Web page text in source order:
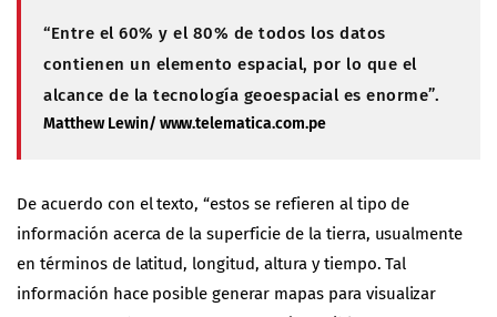
“Entre el 60% y el 80% de todos los datos
contienen un elemento espacial, por lo que el
alcance de la tecnología geoespacial es enorme”.
Matthew Lewin/ www.telematica.com.pe
De acuerdo con el texto, “estos se refieren al tipo de
información acerca de la superficie de la tierra, usualmente
en términos de latitud, longitud, altura y tiempo. Tal
información hace posible generar mapas para visualizar